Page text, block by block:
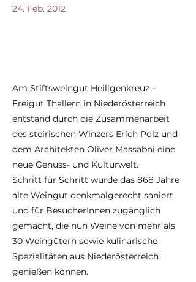
24. Feb. 2012
Am Stiftsweingut Heiligenkreuz –
Freigut Thallern in Niederösterreich
entstand durch die Zusammenarbeit
des steirischen Winzers Erich Polz und
dem Architekten Oliver Massabni eine
neue Genuss- und Kulturwelt.
Schritt für Schritt wurde das 868 Jahre
alte Weingut denkmalgerecht saniert
und für BesucherInnen zugänglich
gemacht, die nun Weine von mehr als
30 Weingütern sowie kulinarische
Spezialitäten aus Niederösterreich
genießen können.